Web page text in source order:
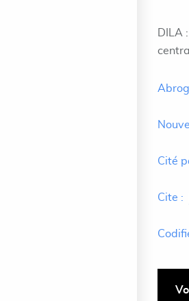
Cité
Cite :